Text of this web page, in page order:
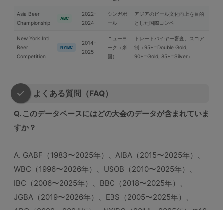
Asia Beer
Championship
ABC
2022-
2024
シンガポ
ール
アジアのビール文化向上を目的
とした国際コンペ
New York Intl
Beer
Competition
NYIBC
2014-
2025
ニューヨ
ーク（米
国）
トレードバイヤー審査。スコア
制（95+=Double Gold,
90+=Gold, 85+=Silver）
よくある質問（FAQ）
Q. このデータベースにはどの大会のデータが含まれていま
すか？
A. GABF（1983〜2025年）、AIBA（2015〜2025年）、
WBC（1996〜2026年）、USOB（2010〜2025年）、
IBC（2006〜2025年）、BBC（2018〜2025年）、
JGBA（2019〜2026年）、EBS（2005〜2025年）、